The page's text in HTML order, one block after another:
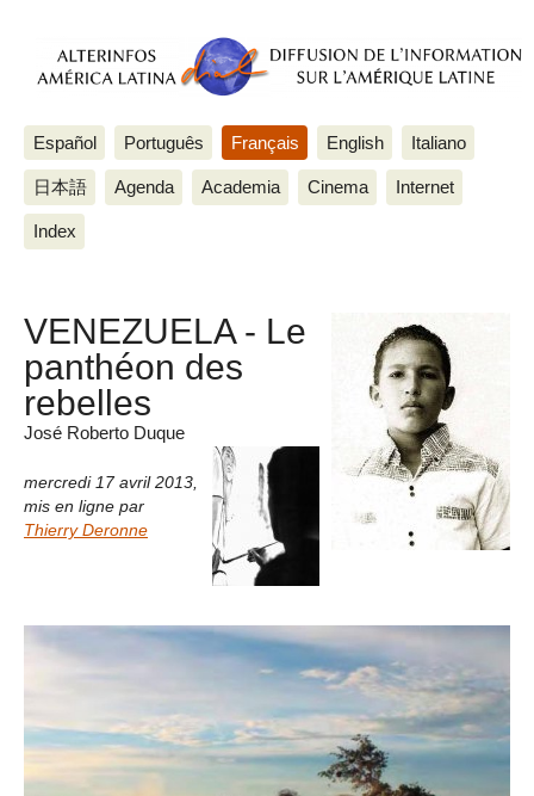
Español Português Français English Italiano
日本語 Agenda Academia Cinema Internet
Index
VENEZUELA - Le
panthéon des
rebelles
José Roberto Duque
mercredi 17 avril 2013
mis en ligne par
Thierry Deronne